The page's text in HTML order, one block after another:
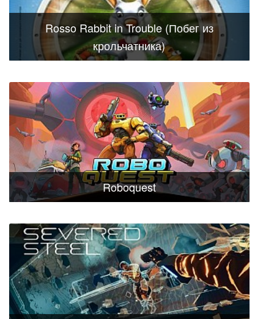
Rosso Rabbit in Trouble (Побег из
крольчатника)
Roboquest